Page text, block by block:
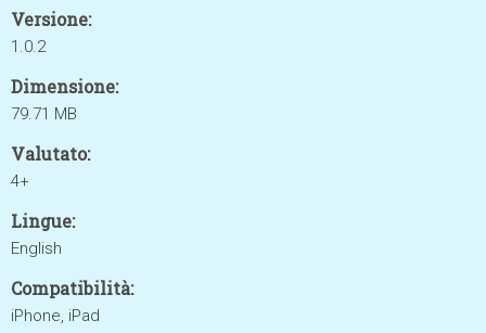
Versione:
1.0.2
Dimensione:
79.71 MB
Valutato:
4+
Lingue:
English
Compatibilità:
iPhone, iPad